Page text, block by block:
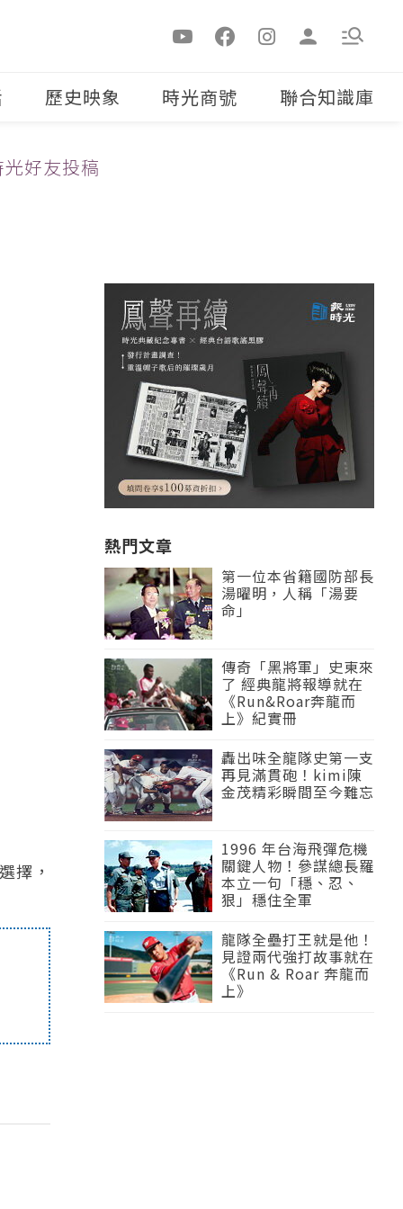
歷史映象 時光商號 聯合知識庫
好友投稿
擇，
熱門文章
第一位本省籍國防部長
湯曜明，人稱「湯要
命」
傳奇「黑將軍」史東來
了 經典龍將報導就在
《Run&Roar奔龍而
上》紀實冊
轟出味全龍隊史第一支
再見滿貫砲！kimi陳
金茂精彩瞬間至今難忘
1996 年台海飛彈危機
關鍵人物！參謀總長羅
本立一句「穩、忍、
狠」穩住全軍
龍隊全壘打王就是他！
見證兩代強打故事就在
《Run & Roar 奔龍而
上》